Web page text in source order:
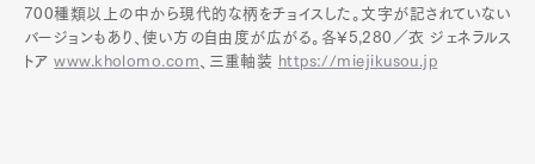
700種類以上の中から現代的な柄をチョイスした。文字が記されていない
バージョンもあり、使い方の自由度が広がる。各¥5,280／衣 ジェネラルス
トアwww.kholomo.com 、三重軸装 https://miejikusou.jp